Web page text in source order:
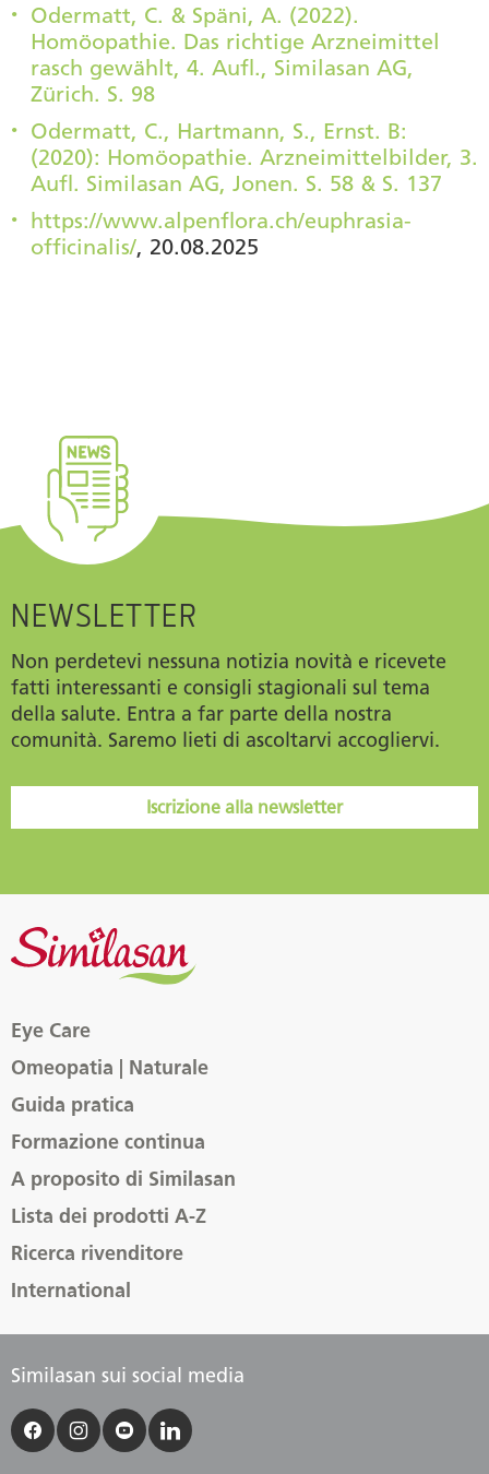
Odermatt, C. & Späni, A. (2022).
Homöopathie. Das richtige Arzneimittel
rasch gewählt, 4. Aufl., Similasan AG,
Zürich. S. 98
Odermatt, C., Hartmann, S., Ernst. B:
(2020): Homöopathie. Arzneimittelbilder, 3.
Aufl. Similasan AG, Jonen. S. 58 & S. 137
https://www.alpenflora.ch/euphrasia-
officinalis/, 20.08.2025
NEWSLETTER
Non perdetevi nessuna notizia novità e ricevete
fatti interessanti e consigli stagionali sul tema
della salute. Entra a far parte della nostra
comunità. Saremo lieti di ascoltarvi accogliervi.
Iscrizione alla newsletter
Eye Care
Omeopatia | Naturale
Guida pratica
Formazione continua
A proposito di Similasan
Lista dei prodotti A-Z
Ricerca rivenditore
International
Similasan sui social media